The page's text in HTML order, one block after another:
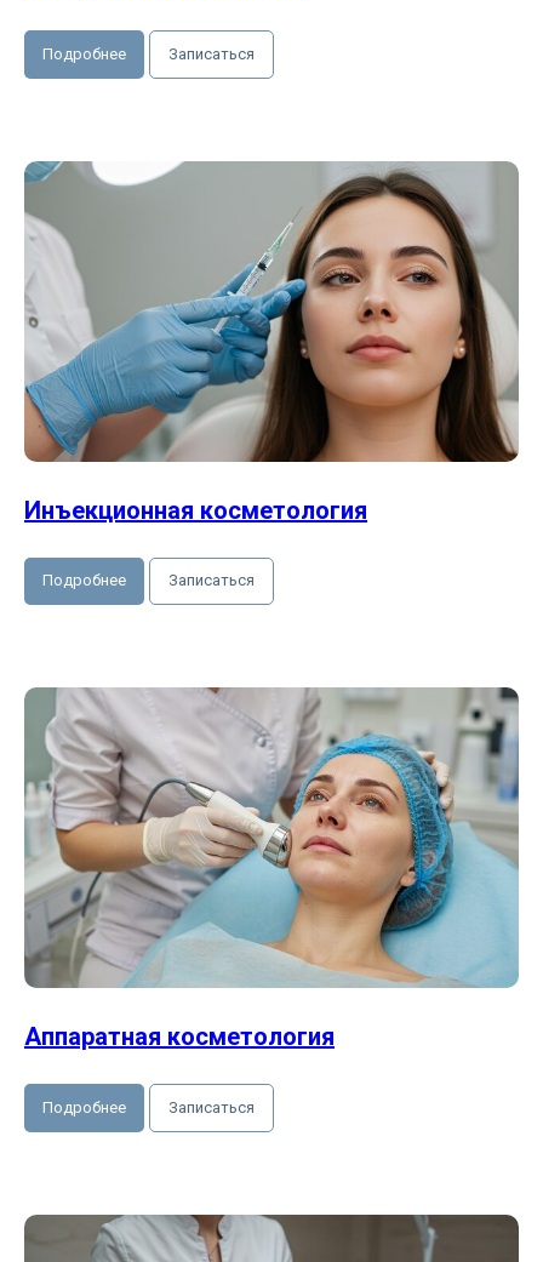
Подробнее Записаться
Инъекционная косметология
Подробнее Записаться
Аппаратная косметология
Подробнее Записаться